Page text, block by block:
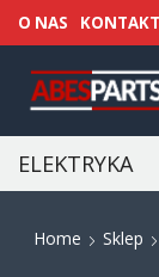
O NAS KONTAKT
ELEKTRYKA
Home Sklep